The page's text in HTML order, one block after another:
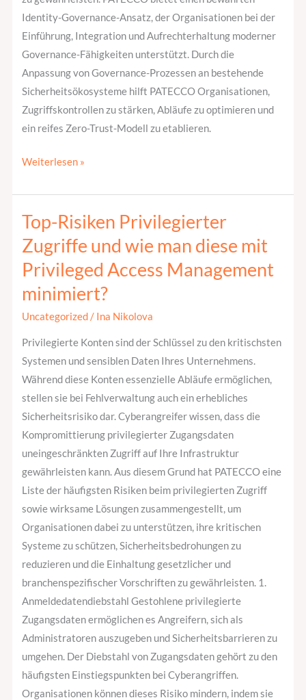
Identity-Governance-Ansatz, der Organisationen bei der
Einführung, Integration und Aufrechterhaltung moderner
Governance-Fähigkeiten unterstützt. Durch die
Anpassung von Governance-Prozessen an bestehende
Sicherheitsökosysteme hilft PATECCO Organisationen,
Zugriffskontrollen zu stärken, Abläufe zu optimieren und
ein reifes Zero-Trust-Modell zu etablieren.
Weiterlesen »
Top-Risiken Privilegierter
Zugriffe und wie man diese mit
Privileged Access Management
minimiert?
Uncategorized/ Ina Nikolova
Privilegierte Konten sind der Schlüssel zu den kritischsten
Systemen und sensiblen Daten Ihres Unternehmens.
Während diese Konten essenzielle Abläufe ermöglichen,
stellen sie bei Fehlverwaltung auch ein erhebliches
Sicherheitsrisiko dar. Cyberangreifer wissen, dass die
Kompromittierung privilegierter Zugangsdaten
uneingeschränkten Zugriff auf Ihre Infrastruktur
gewährleisten kann. Aus diesem Grund hat PATECCO eine
Liste der häufigsten Risiken beim privilegierten Zugriff
sowie wirksame Lösungen zusammengestellt, um
Organisationen dabei zu unterstützen, ihre kritischen
Systeme zu schützen, Sicherheitsbedrohungen zu
reduzieren und die Einhaltung gesetzlicher und
branchenspezifischer Vorschriften zu gewährleisten. 1.
Anmeldedatendiebstahl Gestohlene privilegierte
Zugangsdaten ermöglichen es Angreifern, sich als
Administratoren auszugeben und Sicherheitsbarrieren zu
umgehen. Der Diebstahl von Zugangsdaten gehört zu den
häufigsten Einstiegspunkten bei Cyberangriffen.
Organisationen können dieses Risiko mindern, indem sie
Top-
Risiken
Privilegierter
Zugriffe
und
wie
diese
mit
Privileged
Access
Management
minimiert?